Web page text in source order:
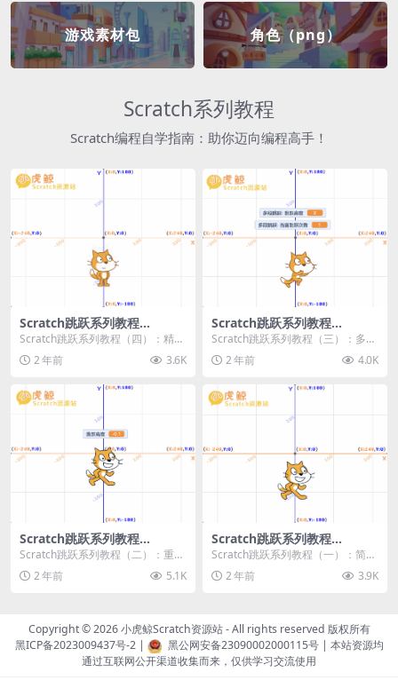
游戏素材包 角色（png）
Scratch系列教程
Scratch编程自学指南：助你迈向编程高手！
Scratch跳跃系列教程
（四）：精准着陆
Scratch跳跃系列教程（四）：精准
着陆 作者：小虎鲸Scratch资源站
... 2 年前 3.6K
Scratch跳跃系列教程
（三）：多段跳跃
Scratch跳跃系列教程（三）：多段
跳跃 作者：小虎鲸Scratch资源站
连...2 年前 4.0K
Scratch跳跃系列教程
（二）：重力跳跃
Scratch跳跃系列教程（二）：重力
跳跃 作者：小虎鲸Scratch资源站
按...2 年前 5.1K
Scratch跳跃系列教程
（一）：简单跳跃
Scratch跳跃系列教程（一）：简单
跳跃 作者：小虎鲸Scratch资源站
按...2 年前 3.9K
Copyright © 2026小虎鲸Scratch资源站- All rights reserved 版权所有
黑ICP备2023009437号-2| 黑公网安备23090002000115号| 本站资源均
通过互联网公开渠道收集而来，仅供学习交流使用